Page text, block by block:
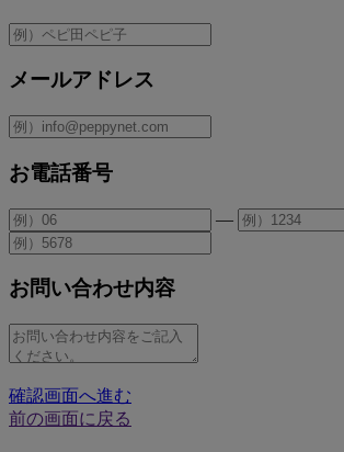
メールアドレス
お電話番号
—
お問い合わせ内容
確認画面へ進む
前の画面に戻る